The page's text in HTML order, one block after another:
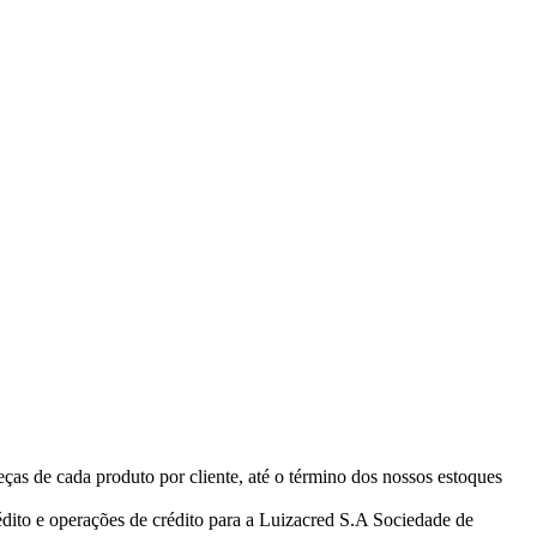
de cada produto por cliente, até o término dos nossos estoques
e operações de crédito para a Luizacred S.A Sociedade de